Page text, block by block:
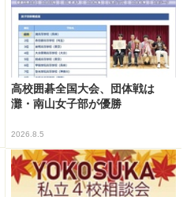
高校囲碁全国大会、団体戦は
灘・南山女子部が優勝
2026.8.5